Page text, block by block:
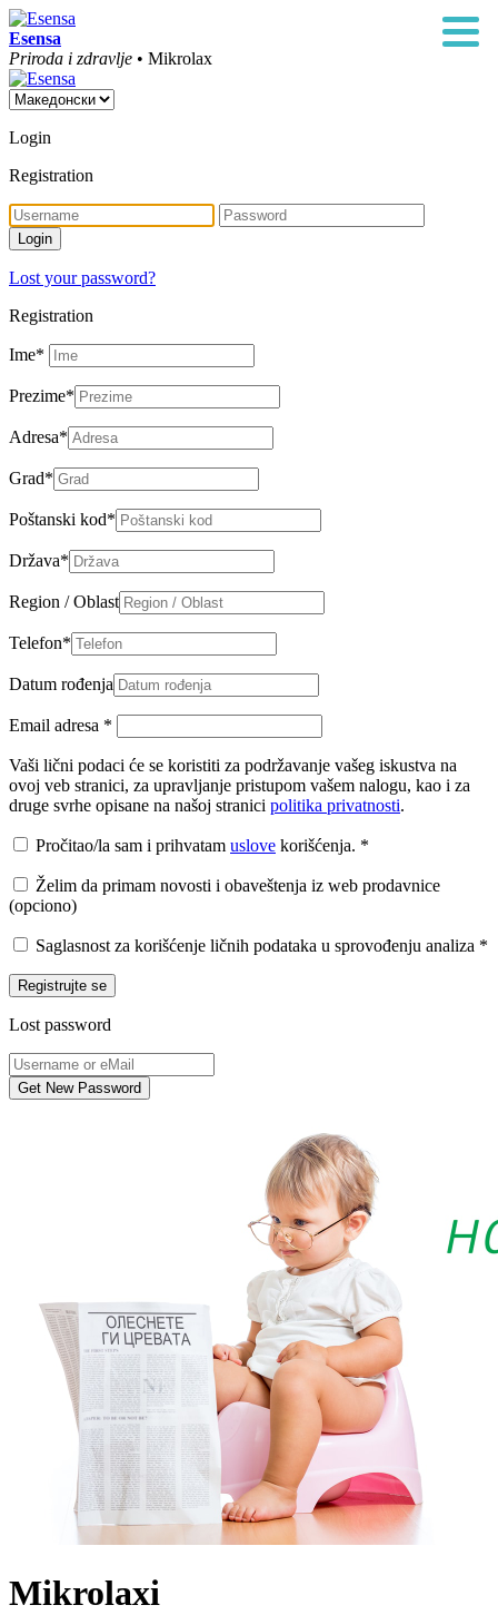
Esensa
Priroda i zdravlje • Mikrolax
Login
Registration
Lost your password?
Registration
Ime*
Prezime*
Adresa*
Grad*
Poštanski kod*
Država*
Region / Oblast
Telefon*
Datum rođenja
Email adresa *
Vaši lični podaci će se koristiti za podržavanje vašeg iskustva na
ovoj veb stranici, za upravljanje pristupom vašem nalogu, kao i za
druge svrhe opisane na našoj stranici politika privatnosti.
Pročitao/la sam i prihvatam uslove korišćenja. *
Želim da primam novosti i obaveštenja iz web prodavnice
(opciono)
Saglasnost za korišćenje ličnih podataka u sprovođenju analiza *
Registrujte se
Lost password
Mikrolaxi